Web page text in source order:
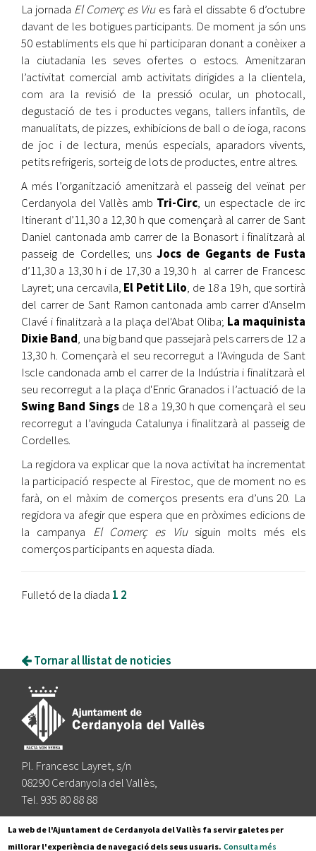
La jornada El Comerç es Viues farà el dissabte 6 d’octubre
davant de les botigues participants. De moment ja són uns
50 establiments els que hi participaran donant a conèixer a
la ciutadania les seves ofertes o estocs. Amenitzaran
l’activitat comercial amb activitats dirigides a la clientela,
com ara la revisió de la pressió ocular, un photocall,
degustació de tes i productes vegans, tallers infantils, de
manualitats, de pizzes, exhibicions de ball o de ioga, racons
de joc i de lectura, menús especials, aparadors vivents,
petits refrigeris, sorteig de lots de productes, entre altres.
A més l’organització amenitzarà el passeig del veïnat per
Cerdanyola del Vallès amb Tri-Circ, un espectacle de irc
Itinerant d’11,30 a 12,30 h que començarà al carrer de Sant
Daniel cantonada amb carrer de la Bonasort i finalitzarà al
passeig de Cordelles; uns Jocs de Gegants de Fusta
d’11,30 a 13,30 h i de 17,30 a 19,30 h al carrer de Francesc
Layret; una cercavila, El Petit Lilo, de 18 a 19 h, que sortirà
del carrer de Sant Ramon cantonada amb carrer d'Anselm
Clavé i finalitzarà a la plaça del'Abat Oliba; La maquinista
Dixie Band, una big band que passejarà pels carrers de 12 a
13,30 h. Començarà el seu recorregut a l'Avinguda de Sant
Iscle candonada amb el carrer de la Indústria i finalitzarà el
seu recorregut a la plaça d'Enric Granados i l’actuació de la
Swing Band Singsde 18 a 19,30 h que començarà el seu
recorregut a l’avinguda Catalunya i finalitzarà al passeig de
Cordelles.
La regidora va explicar que la nova activitat ha incrementat
la participació respecte al Firestoc, que de moment no es
farà, on el màxim de comerços presents era d’uns 20. La
regidora va afegir que espera que en pròximes edicions de
la campanya El Comerç es Viusiguin molts més els
comerços participants en aquesta diada.
Fulletó de la diada 1 2
Tornar al llistat de noticies
Pl. Francesc Layret, s/n
08290 Cerdanyola del Vallès,
Tel. 935 80 88 88
Segueix-nos a:
La web de l'Ajuntament de Cerdanyola del Vallès fa servir galetes per
millorar l'experiència de navegació dels seus usuaris. Consulta més